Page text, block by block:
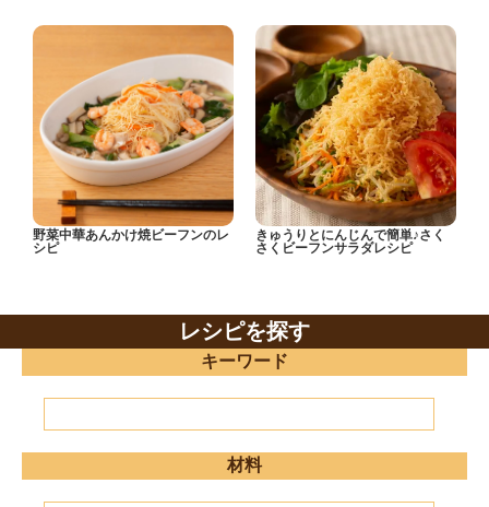
野菜中華あんかけ焼ビーフンのレ
シピ
きゅうりとにんじんで簡単♪さく
さくビーフンサラダレシピ
レシピを探す
キーワード
材料